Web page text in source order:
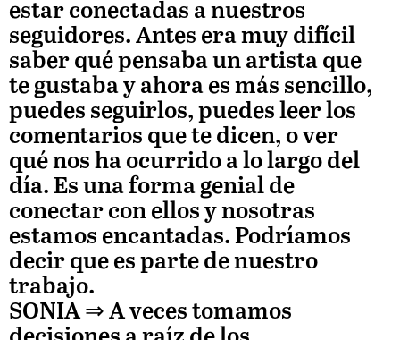
estar conectadas a nuestros
seguidores. Antes era muy difícil
saber qué pensaba un artista que
te gustaba y ahora es más sencillo,
puedes seguirlos, puedes leer los
comentarios que te dicen, o ver
qué nos ha ocurrido a lo largo del
día. Es una forma genial de
conectar con ellos y nosotras
estamos encantadas. Podríamos
decir que es parte de nuestro
trabajo.
SONIA⇒ A veces tomamos